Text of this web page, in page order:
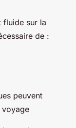
fluide sur la
de :
peuvent
voyage